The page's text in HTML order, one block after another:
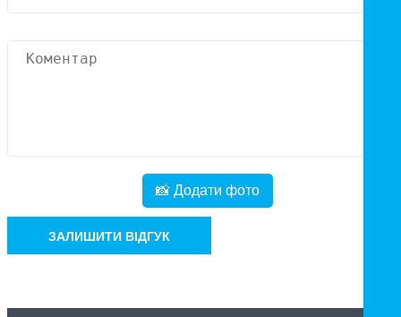
📸 Додати фото
ЗАЛИШИТИ ВІДГУК